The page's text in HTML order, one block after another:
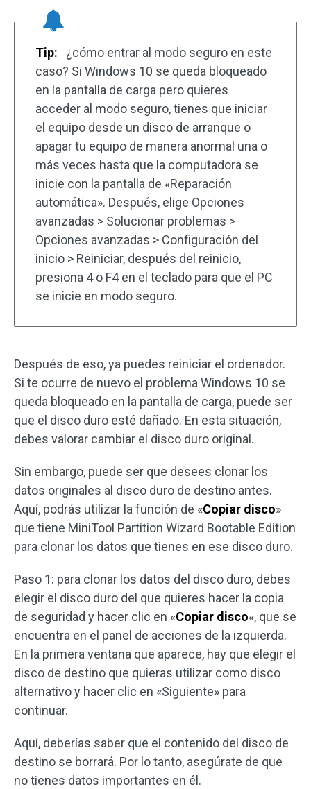
Tip:
¿cómo entrar al modo seguro en este
caso? Si Windows 10 se queda bloqueado
en la pantalla de carga pero quieres
acceder al modo seguro, tienes que iniciar
el equipo desde un disco de arranque o
apagar tu equipo de manera anormal una o
más veces hasta que la computadora se
inicie con la pantalla de «Reparación
automática». Después, elige Opciones
avanzadas > Solucionar problemas >
Opciones avanzadas > Configuración del
inicio > Reiniciar, después del reinicio,
presiona 4 o F4 en el teclado para que el PC
se inicie en modo seguro.
Después de eso, ya puedes reiniciar el ordenador.
Si te ocurre de nuevo el problema Windows 10 se
queda bloqueado en la pantalla de carga, puede ser
que el disco duro esté dañado. En esta situación,
debes valorar cambiar el disco duro original.
Sin embargo, puede ser que desees clonar los
datos originales al disco duro de destino antes.
Aquí, podrás utilizar la función de «Copiar disco»
que tiene MiniTool Partition Wizard Bootable Edition
para clonar los datos que tienes en ese disco duro.
Paso 1: para clonar los datos del disco duro, debes
elegir el disco duro del que quieres hacer la copia
de seguridad y hacer clic en «Copiar disco«, que se
encuentra en el panel de acciones de la izquierda.
En la primera ventana que aparece, hay que elegir el
disco de destino que quieras utilizar como disco
alternativo y hacer clic en «Siguiente» para
continuar.
Aquí, deberías saber que el contenido del disco de
destino se borrará. Por lo tanto, asegúrate de que
no tienes datos importantes en él.